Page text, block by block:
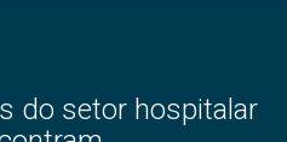
do setor hospitalar